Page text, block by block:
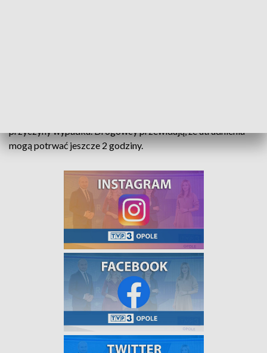
przyczyny wypadku. Drogowcy przewidują, że utrudnienia
mogą potrwać jeszcze 2 godziny.